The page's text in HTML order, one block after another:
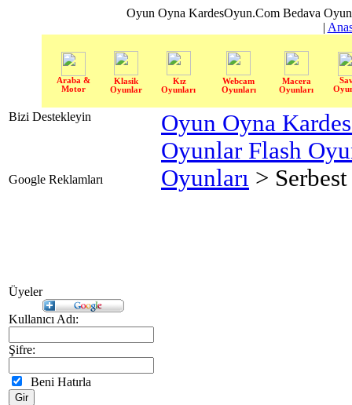
Oyun Oyna KardesOyun.Com Bedava
|
Araba &
Motor
Klasik
Oyunlar
Kız
Oyunları
Webcam
Oyunları
Macera
Oyunları
Bizi Destekleyin
Google Reklamları
Üyeler
Kullanıcı Adı:
Şifre:
Beni Hatırla
Oyun Oyna
Oyunlar Flash
Oyunları >